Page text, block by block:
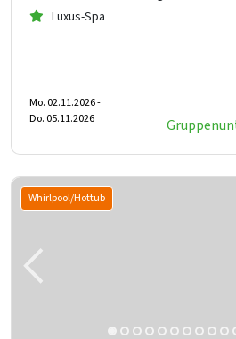
Luxus-Spa
Mo. 02.11.2026 -
Do. 05.11.2026
Whirlpool/Hottub